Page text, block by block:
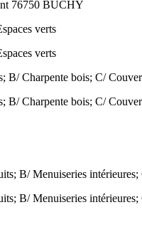
76750 BUCHY
verts
verts
B/ Charpente bois; C/
B/ Charpente bois; C/
B/ Menuiseries
B/ Menuiseries